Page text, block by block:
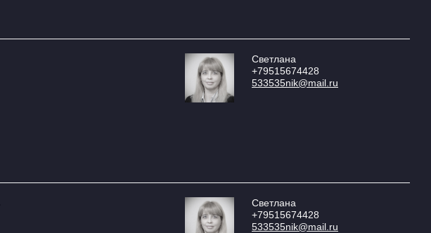
Светлана
+79515674428
533535nik@mail.ru
Светлана
+79515674428
533535nik@mail.ru